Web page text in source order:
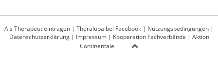
Als Therapeut eintragen | Theralupa bei Facebook | Nutzungsbedingungen |
Datenschutzerklärung| Impressum| Kooperation Fachverbände | Aktion
Continentale